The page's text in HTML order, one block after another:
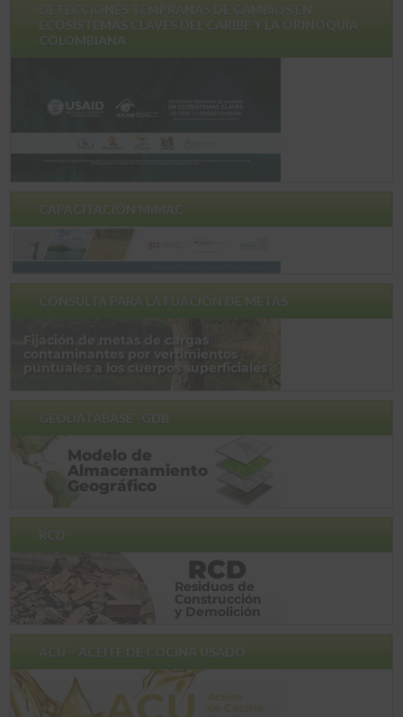
ECOSISTEMAS CLAVES DEL CARIBE Y LA ORINOQUÍA
COLOMBIANA
CAPACITACIÓN MIMAC
CONSULTA PARA LA FIJACIÓN DE METAS
GEODATABASE -GDB
RCD
ACU – ACEITE DE COCINA USADO